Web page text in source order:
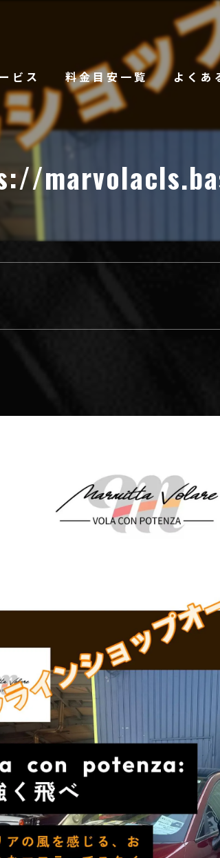
ビス 料金目安一覧 よくあ